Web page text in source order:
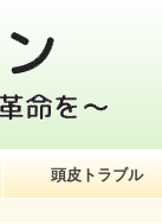
頭皮トラブル